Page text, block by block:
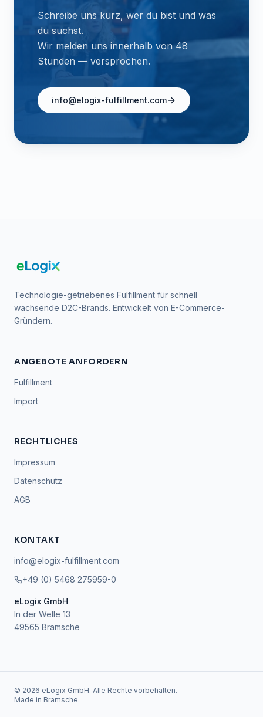
Schreibe uns kurz, wer du bist und was
du suchst.
Wir melden uns innerhalb von 48
Stunden — versprochen.
info@elogix-fulfillment.com
Technologie-getriebenes Fulfillment für schnell
wachsende D2C-Brands. Entwickelt von E-Commerce-
Gründern.
ANGEBOTE ANFORDERN
Fulfillment
Import
RECHTLICHES
Impressum
Datenschutz
AGB
KONTAKT
info@elogix-fulfillment.com
+49 (0) 5468 275959-0
eLogix GmbH
In der Welle 13
49565 Bramsche
© 2026 eLogix GmbH. Alle Rechte vorbehalten.
Made in Bramsche.